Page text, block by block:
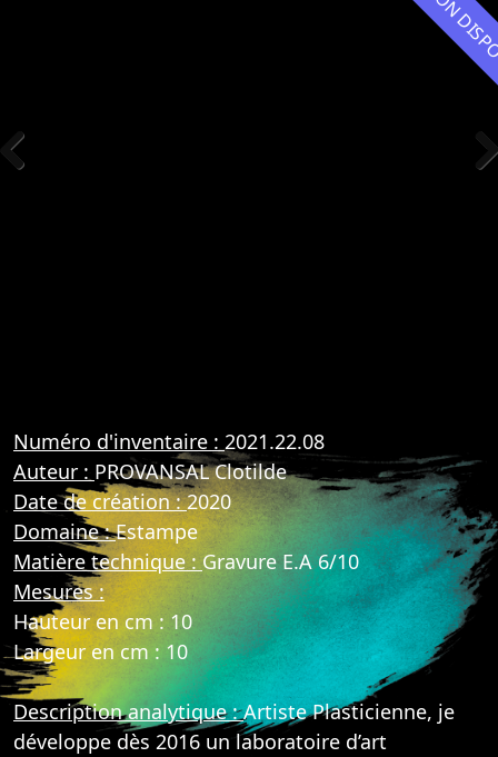
NON
Numéro d'inventaire : 2021.22.08
Auteur : PROVANSAL Clotilde
Date de création :2020
Domaine :Estampe
Matière technique : Gravure E.A 6/10
Mesures :
Hauteur en cm : 10
Largeur en cm : 10
Description analytique :Artiste Plasticienne, je
développe dès 2016 un laboratoire d’art